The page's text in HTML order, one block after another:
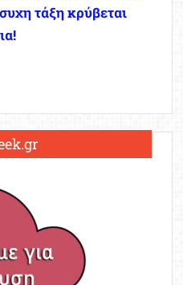
τάξη κρύβεται